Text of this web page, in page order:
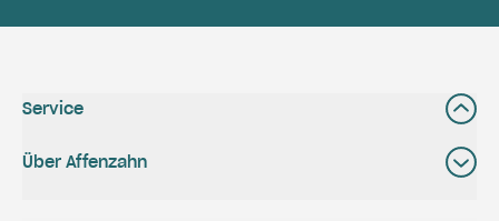
Service
Über Affenzahn